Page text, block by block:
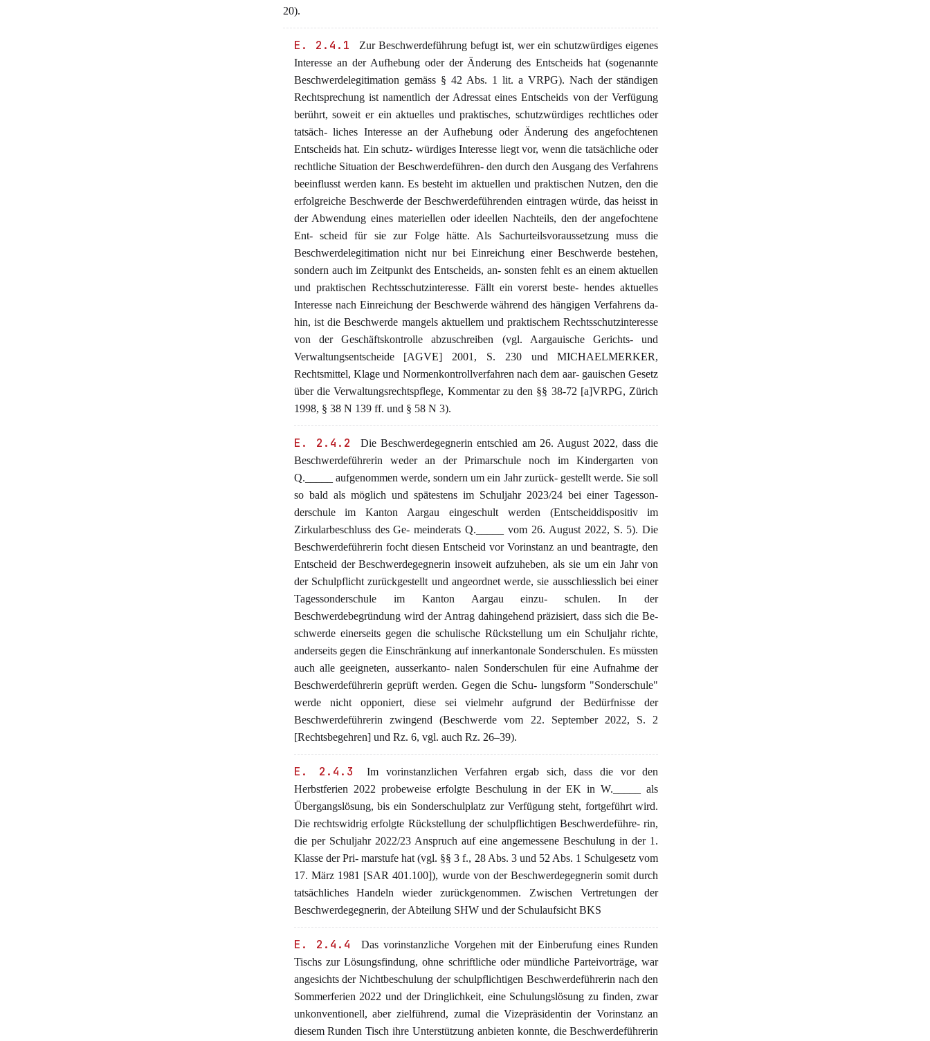
20).
E. 2.4.1
Zur Beschwerdeführung befugt ist, wer ein schutzwürdiges eigenes
Interesse an der Aufhebung oder der Änderung des Entscheids hat (sogenannte
Beschwerdelegitimation gemäss § 42 Abs. 1 lit. a VRPG). Nach der ständigen
Rechtsprechung ist namentlich der Adressat eines Entscheids von der Verfügung
berührt, soweit er ein aktuelles und praktisches, schutzwürdiges rechtliches oder
tatsäch- liches Interesse an der Aufhebung oder Änderung des angefochtenen
Entscheids hat. Ein schutz- würdiges Interesse liegt vor, wenn die tatsächliche oder
rechtliche Situation der Beschwerdeführen- den durch den Ausgang des Verfahrens
beeinflusst werden kann. Es besteht im aktuellen und praktischen Nutzen, den die
erfolgreiche Beschwerde der Beschwerdeführenden eintragen würde, das heisst in
der Abwendung eines materiellen oder ideellen Nachteils, den der angefochtene
Ent- scheid für sie zur Folge hätte. Als Sachurteilsvoraussetzung muss die
Beschwerdelegitimation nicht nur bei Einreichung einer Beschwerde bestehen,
sondern auch im Zeitpunkt des Entscheids, an- sonsten fehlt es an einem aktuellen
und praktischen Rechtsschutzinteresse. Fällt ein vorerst beste- hendes aktuelles
Interesse nach Einreichung der Beschwerde während des hängigen Verfahrens da-
hin, ist die Beschwerde mangels aktuellem und praktischem Rechtsschutzinteresse
von der Geschäftskontrolle abzuschreiben (vgl. Aargauische Gerichts- und
Verwaltungsentscheide [AGVE] 2001, S. 230 und MICHAELMERKER,
Rechtsmittel, Klage und Normenkontrollverfahren nach dem aar- gauischen Gesetz
über die Verwaltungsrechtspflege, Kommentar zu den §§ 38-72 [a]VRPG, Zürich
1998, § 38 N 139 ff. und § 58 N 3).
E. 2.4.2
Die Beschwerdegegnerin entschied am 26. August 2022, dass die
Beschwerdeführerin weder an der Primarschule noch im Kindergarten von
Q._____ aufgenommen werde, sondern um ein Jahr zurück- gestellt werde. Sie soll
so bald als möglich und spätestens im Schuljahr 2023/24 bei einer Tagesson-
derschule im Kanton Aargau eingeschult werden (Entscheiddispositiv im
Zirkularbeschluss des Ge- meinderats Q._____ vom 26. August 2022, S. 5). Die
Beschwerdeführerin focht diesen Entscheid vor Vorinstanz an und beantragte, den
Entscheid der Beschwerdegegnerin insoweit aufzuheben, als sie um ein Jahr von
der Schulpflicht zurückgestellt und angeordnet werde, sie ausschliesslich bei einer
Tagessonderschule im Kanton Aargau einzu- schulen. In der
Beschwerdebegründung wird der Antrag dahingehend präzisiert, dass sich die Be-
schwerde einerseits gegen die schulische Rückstellung um ein Schuljahr richte,
anderseits gegen die Einschränkung auf innerkantonale Sonderschulen. Es müssten
auch alle geeigneten, ausserkanto- nalen Sonderschulen für eine Aufnahme der
Beschwerdeführerin geprüft werden. Gegen die Schu- lungsform "Sonderschule"
werde nicht opponiert, diese sei vielmehr aufgrund der Bedürfnisse der
Beschwerdeführerin zwingend (Beschwerde vom 22. September 2022, S. 2
[Rechtsbegehren] und Rz. 6, vgl. auch Rz. 26–39).
E. 2.4.3
Im vorinstanzlichen Verfahren ergab sich, dass die vor den
Herbstferien 2022 probeweise erfolgte Beschulung in der EK in W._____ als
Übergangslösung, bis ein Sonderschulplatz zur Verfügung steht, fortgeführt wird.
Die rechtswidrig erfolgte Rückstellung der schulpflichtigen Beschwerdeführe- rin,
die per Schuljahr 2022/23 Anspruch auf eine angemessene Beschulung in der 1.
Klasse der Pri- marstufe hat (vgl. §§ 3 f., 28 Abs. 3 und 52 Abs. 1 Schulgesetz vom
17. März 1981 [SAR 401.100]), wurde von der Beschwerdegegnerin somit durch
tatsächliches Handeln wieder zurückgenommen. Zwischen Vertretungen der
Beschwerdegegnerin, der Abteilung SHW und der Schulaufsicht BKS
E. 2.4.4
Das vorinstanzliche Vorgehen mit der Einberufung eines Runden
Tischs zur Lösungsfindung, ohne schriftliche oder mündliche Parteivorträge, war
angesichts der Nichtbeschulung der schulpflichtigen Beschwerdeführerin nach den
Sommerferien 2022 und der Dringlichkeit, eine Schulungslösung zu finden, zwar
unkonventionell, aber zielführend, zumal die Vizepräsidentin der Vorinstanz an
diesem Runden Tisch ihre Unterstützung anbieten konnte, die Beschwerdeführerin